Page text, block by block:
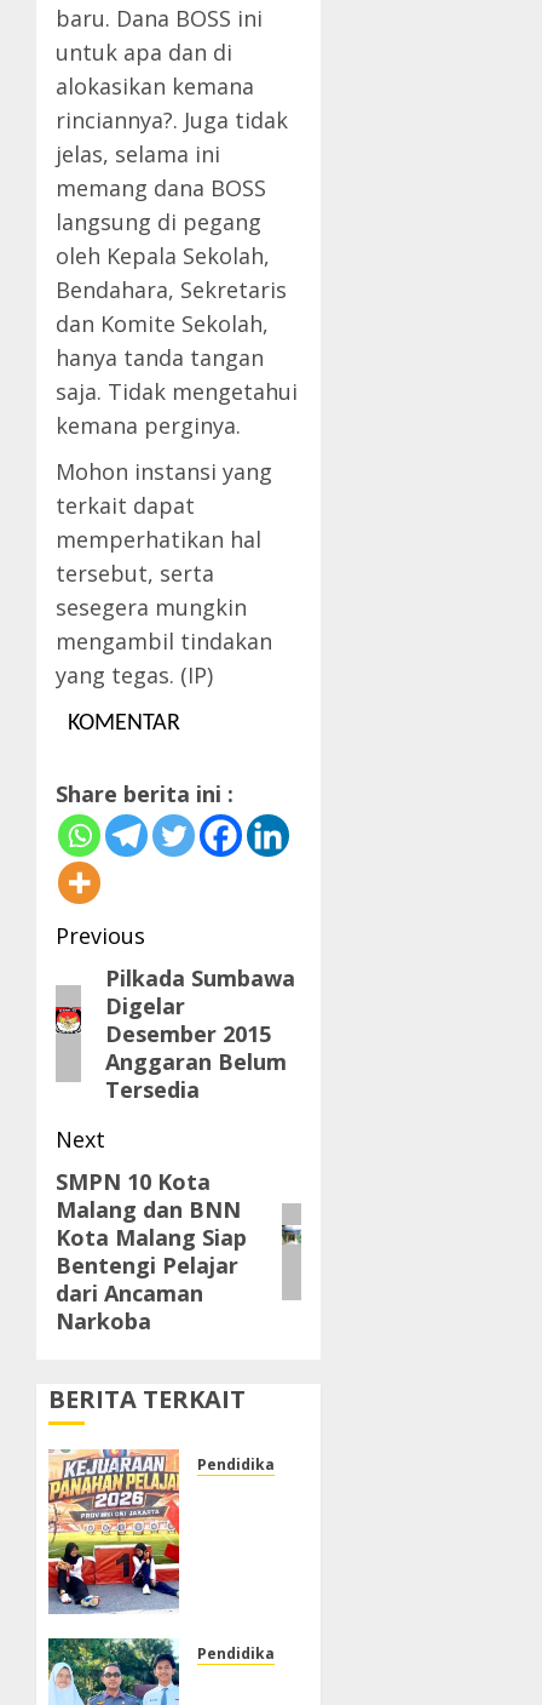
baru. Dana BOSS ini
untuk apa dan di
alokasikan kemana
rinciannya?. Juga tidak
jelas, selama ini
memang dana BOSS
langsung di pegang
oleh Kepala Sekolah,
Bendahara, Sekretaris
dan Komite Sekolah,
hanya tanda tangan
saja. Tidak mengetahui
kemana perginya.
Mohon instansi yang
terkait dapat
memperhatikan hal
tersebut, serta
sesegera mungkin
mengambil tindakan
yang tegas. (IP)
KOMENTAR
Share berita ini :
Post
navigation
Previous
Previous
post:
Pilkada Sumbawa
Digelar
Desember 2015
Anggaran Belum
Tersedia
Next
Next
post:
SMPN 10 Kota
Malang dan BNN
Kota Malang Siap
Bentengi Pelajar
dari Ancaman
Narkoba
BERITA TERKAIT
Pendidikan & Budaya
ke-3
Pendidikan & Budaya